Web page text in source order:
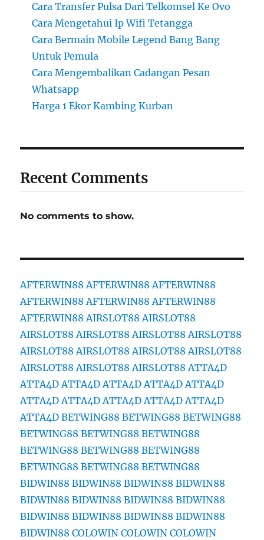
Cara Transfer Pulsa Dari Telkomsel Ke Ovo
Cara Mengetahui Ip Wifi Tetangga
Cara Bermain Mobile Legend Bang Bang
Untuk Pemula
Cara Mengembalikan Cadangan Pesan
Whatsapp
Harga 1 Ekor Kambing Kurban
Recent Comments
No comments to show.
AFTERWIN88 AFTERWIN88 AFTERWIN88
AFTERWIN88 AFTERWIN88 AFTERWIN88
AFTERWIN88 AIRSLOT88 AIRSLOT88
AIRSLOT88 AIRSLOT88 AIRSLOT88 AIRSLOT88
AIRSLOT88 AIRSLOT88 AIRSLOT88 AIRSLOT88
AIRSLOT88 AIRSLOT88 AIRSLOT88 ATTA4D
ATTA4D ATTA4D ATTA4D ATTA4D ATTA4D
ATTA4D ATTA4D ATTA4D ATTA4D ATTA4D
ATTA4D BETWING88 BETWING88 BETWING88
BETWING88 BETWING88 BETWING88
BETWING88 BETWING88 BETWING88
BETWING88 BETWING88 BETWING88
BIDWIN88 BIDWIN88 BIDWIN88 BIDWIN88
BIDWIN88 BIDWIN88 BIDWIN88 BIDWIN88
BIDWIN88 BIDWIN88 BIDWIN88 BIDWIN88
BIDWIN88 COLOWIN COLOWIN COLOWIN